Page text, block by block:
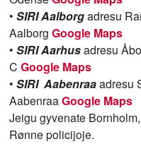
•SIRI Aalborgadresu
AalborgGoogle Maps
• SIRI Aarhusadresu
CGoogle Maps
• SIRI Aabenraaadresu
AabenraaGoogle Maps
Jeigu gyvenate
Rønne policijoje.